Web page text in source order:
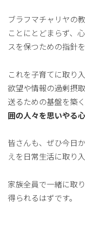
ブラフマチャリヤの
ことにとどまらず、
スを保つための指針
これを子育てに取り
欲望や情報の過剰摂
送るための基盤を築く
囲の人々を思いやる心
皆さんも、ぜひ今日
えを日常生活に取り
家族全員で一緒に取
得られるはずです。